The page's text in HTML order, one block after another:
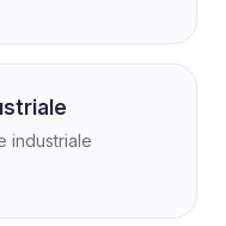
industriale